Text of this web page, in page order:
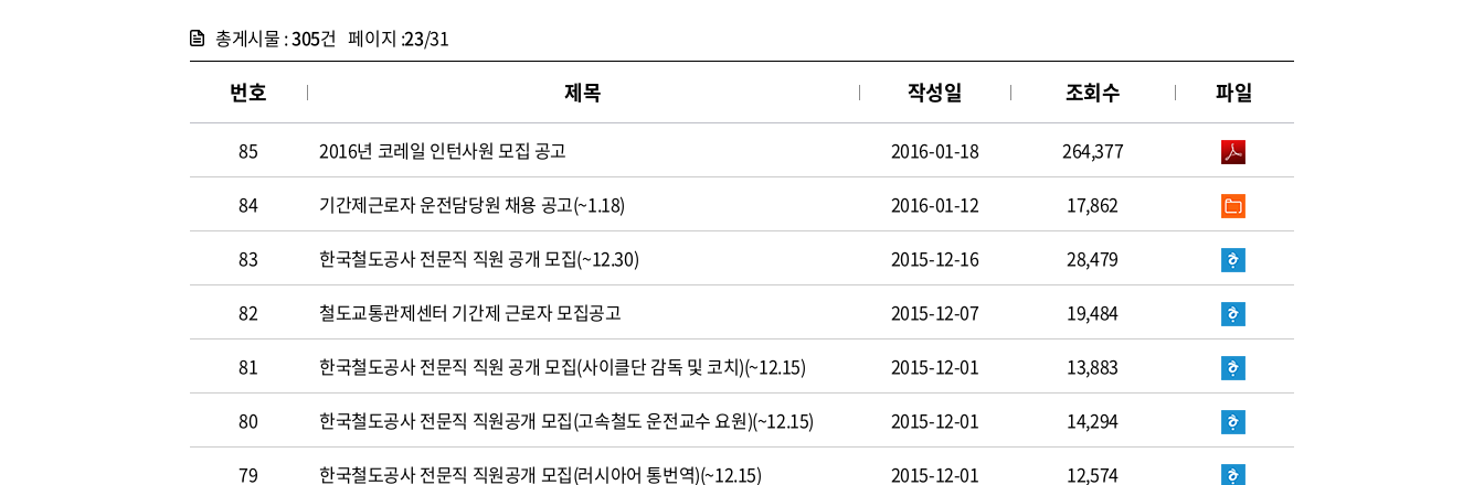
총게시물 :305건 페이지 :23/31
번호 제목 작성일 조회수 파일
85 2016년 코레일 인턴사원 모집 공고 2016-01-18 264,377
84 기간제근로자 운전담당원 채용 공고(~1.18) 2016-01-12 17,862
83 한국철도공사 전문직 직원 공개 모집(~12.30) 2015-12-16 28,479
82 철도교통관제센터 기간제 근로자 모집공고 2015-12-07 19,484
81 한국철도공사 전문직 직원 공개 모집(사이클단 감독 및 코치)(~12.15) 2015-12-01 13,883
80 한국철도공사 전문직 직원공개 모집(고속철도 운전교수 요원)(~12.15) 2015-12-01 14,294
79 한국철도공사 전문직 직원공개 모집(러시아어 통번역)(~12.15) 2015-12-01 12,574